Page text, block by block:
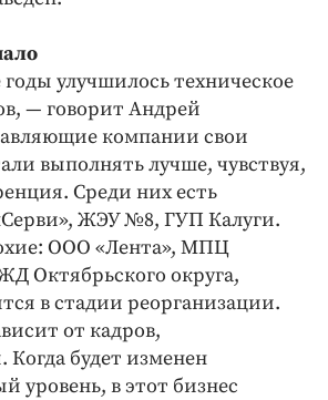
улучшилось техническое
— говорит Андрей
компании свои
выполнять лучше, чувствуя,
Среди них есть
ЖЭУ №8, ГУП Калуги.
ООО «Лента», МПЦ
Октябрьского округа,
в стадии реорганизации.
от кадров,
Когда будет изменен
уровень, в этот бизнес